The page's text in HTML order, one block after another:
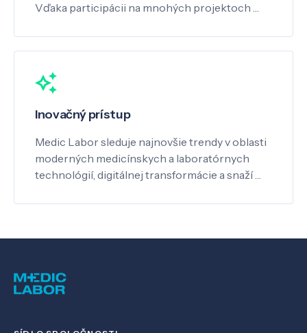
Vďaka participácii na mnohých projektoch …
Inovačný prístup
Medic Labor sleduje najnovšie trendy v oblasti
moderných medicínskych a laboratórnych
technológií, digitálnej transformácie a snaží …